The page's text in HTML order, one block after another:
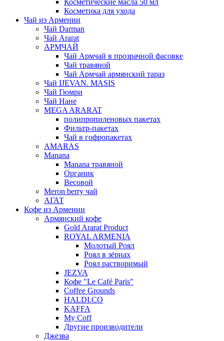
Косметические масла 50 мл
Косметика для ухода
Чай из Армении
Чай Darman
Чай Ararat
АРМЧАЙ
Чай Армчай в прозрачной фасовке
Чай травяной
Чай Армчай армянский тараз
Чай IJEVAN. MASIS
Чай Гюмри
Чай Нане
MEGA ARARAT
полипропиленовых пакетах
Фильтр-пакетах
Чай в гофропакетах
AMARAS
Manana
Manana травяной
Органик
Весовой
Meron berry чай
АГАТ
Кофе из Армении
Армянский кофе
Gold Ararat Product
ROYAL ARMENIA
Молотый Роял
Роял в зёрнах
Роял растворимый
JEZVA
Кофе "Le Café Paris"
Coffee Grounds
HALDI.CO
KAFFA
My Coff
Другие производители
Джезва